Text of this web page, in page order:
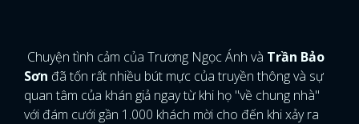
Chuyện tình cảm của Trương Ngọc Ánh và Trần Bảo
Sơn đã tốn rất nhiều bút mực của truyền thông và sự
quan tâm của khán giả ngay từ khi họ "về chung nhà"
với đám cưới gần 1.000 khách mời cho đến khi xảy ra